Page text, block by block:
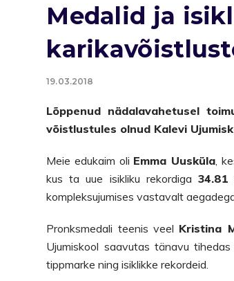
Medalid ja
19.03.2018
Lõppenud nädalavahetusel
võistlustules olnud Kalevi
Meie edukaim oli Emma Uusküla,
kus ta uue isikliku rekordiga 34.81
kompleksujumises vastavalt
Pronksmedali teenis veel Kristina
Ujumiskool saavutas tänavu
tippmarke ning isiklikke rekordeid.